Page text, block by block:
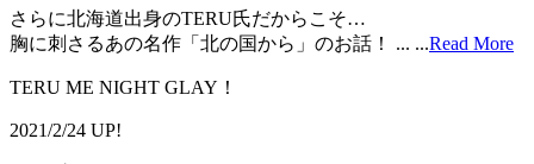
さらに北海道出身のTERU氏だからこそ…
胸に刺さるあの名作「北の国から」のお話！ ... ...Read More
TERU ME NIGHT GLAY！
2021/2/24 UP!